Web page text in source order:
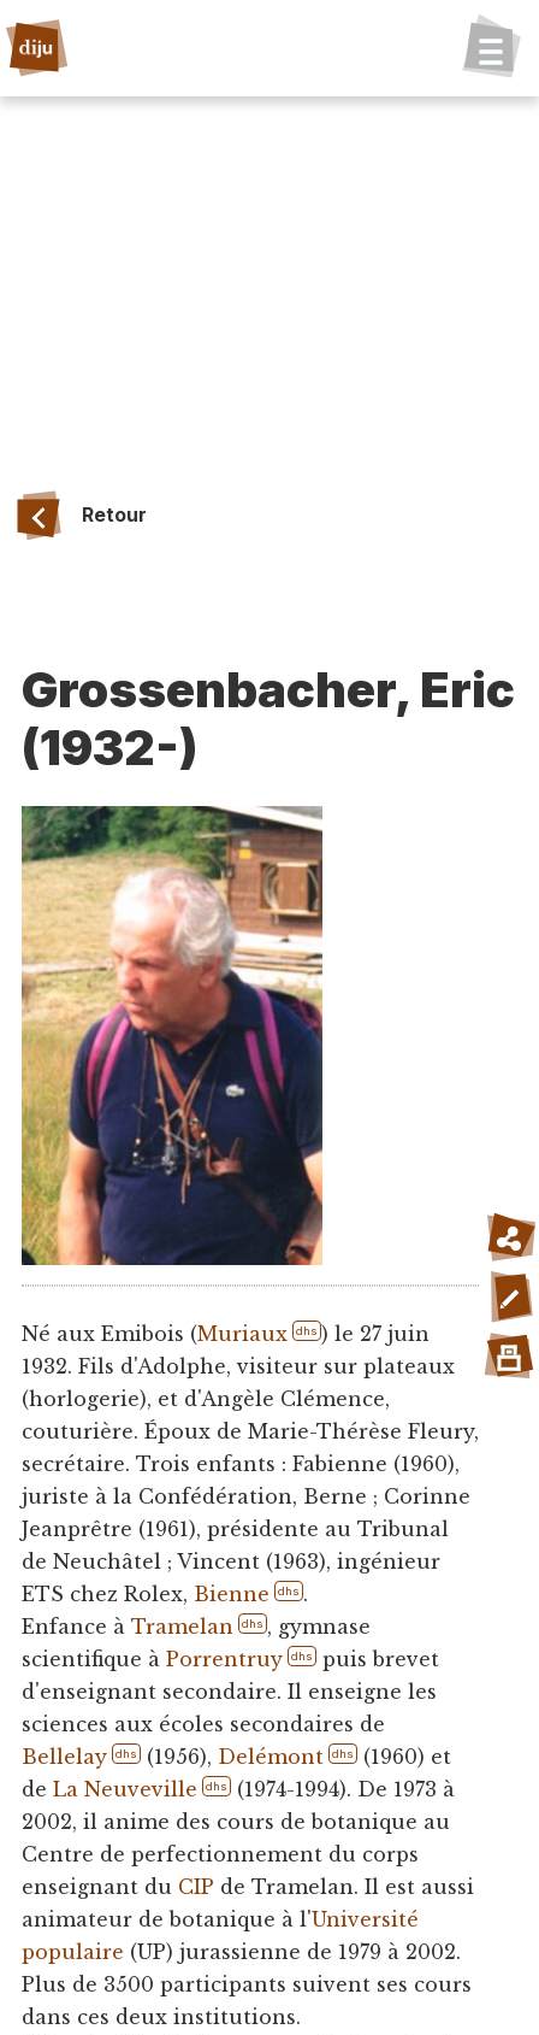
Retour
Grossenbacher, Eric
(1932-)
Né aux Emibois (Muriaux dhs ) le 27 juin
1932. Fils d'Adolphe, visiteur sur plateaux
(horlogerie), et d'Angèle Clémence,
couturière. Époux de Marie-Thérèse Fleury,
secrétaire. Trois enfants : Fabienne (1960),
juriste à la Confédération, Berne ; Corinne
Jeanprêtre (1961), présidente au Tribunal
de Neuchâtel ; Vincent (1963), ingénieur
ETS chez Rolex, Bienne dhs .
Enfance à Tramelan dhs , gymnase
scientifique à Porrentruy dhs puis brevet
d'enseignant secondaire. Il enseigne les
sciences aux écoles secondaires de
Bellelay
dhs (1956), Delémont dhs (1960) et
de La Neuveville dhs (1974-1994). De 1973 à
2002, il anime des cours de botanique au
Centre de perfectionnement du corps
enseignant du CIP de Tramelan. Il est aussi
animateur de botanique à l'Université
populaire (UP) jurassienne de 1979 à 2002.
Plus de 3500 participants suivent ses cours
dans ces deux institutions.